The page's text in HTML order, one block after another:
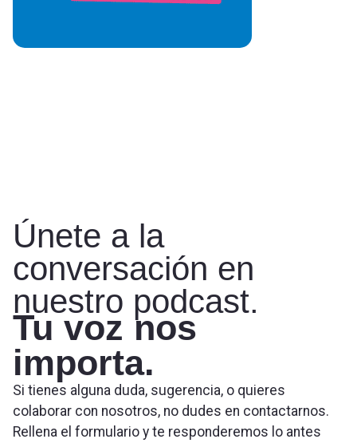
Únete a la
conversación en
nuestro podcast.
Tu voz nos
importa.
Si tienes alguna duda, sugerencia, o quieres
colaborar con nosotros, no dudes en contactarnos.
Rellena el formulario y te responderemos lo antes